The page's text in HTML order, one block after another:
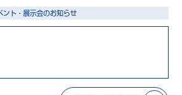
ント・展示会のお知らせ